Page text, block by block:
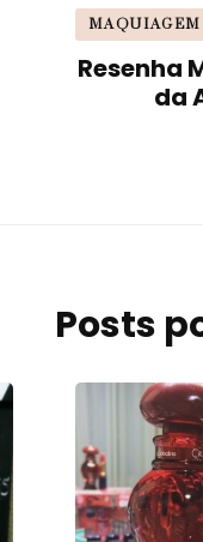
MAQUIAGEM
Resenha
da
Posts